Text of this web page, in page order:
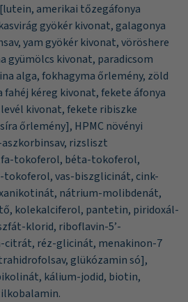
amerikai tőzegáfonya
gyökér kivonat, galagonya
yam gyökér kivonat, vöröshere
gyümölcs kivonat, paradicsom
alga, fokhagyma őrlemény, zöld
fahéj kéreg kivonat, fekete áfonya
kivonat, fekete ribiszke
őrlemény], HPMC növényi
rizsliszt
tokoferol, béta-tokoferol,
vas-biszglicinát, cink-
nátrium-molibdenát,
kolekalciferol, pantetin, piridoxál-
klorid, riboflavin-5’-
citrát, réz-glicinát, menakinon-7
glükózamin só],
kálium-jodid, biotin,